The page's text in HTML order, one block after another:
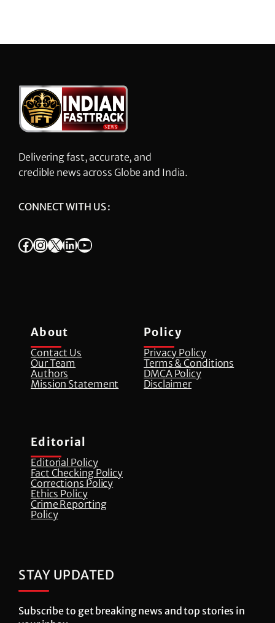
Delivering fast, accurate, and
credible news across Globe and India.
CONNECT WITH US :
Facebook InstagramX LinkedIn YouTube
About
Contact Us
Our Team
Authors
Mission Statement
Policy
Privacy Policy
Terms & Conditions
DMCA Policy
Disclaimer
Editorial
Editorial Policy
Fact Checking Policy
Corrections Policy
⁠Ethics Policy
Crime Reporting
Policy
STAY UPDATED
Subscribe to get breaking news and top stories in